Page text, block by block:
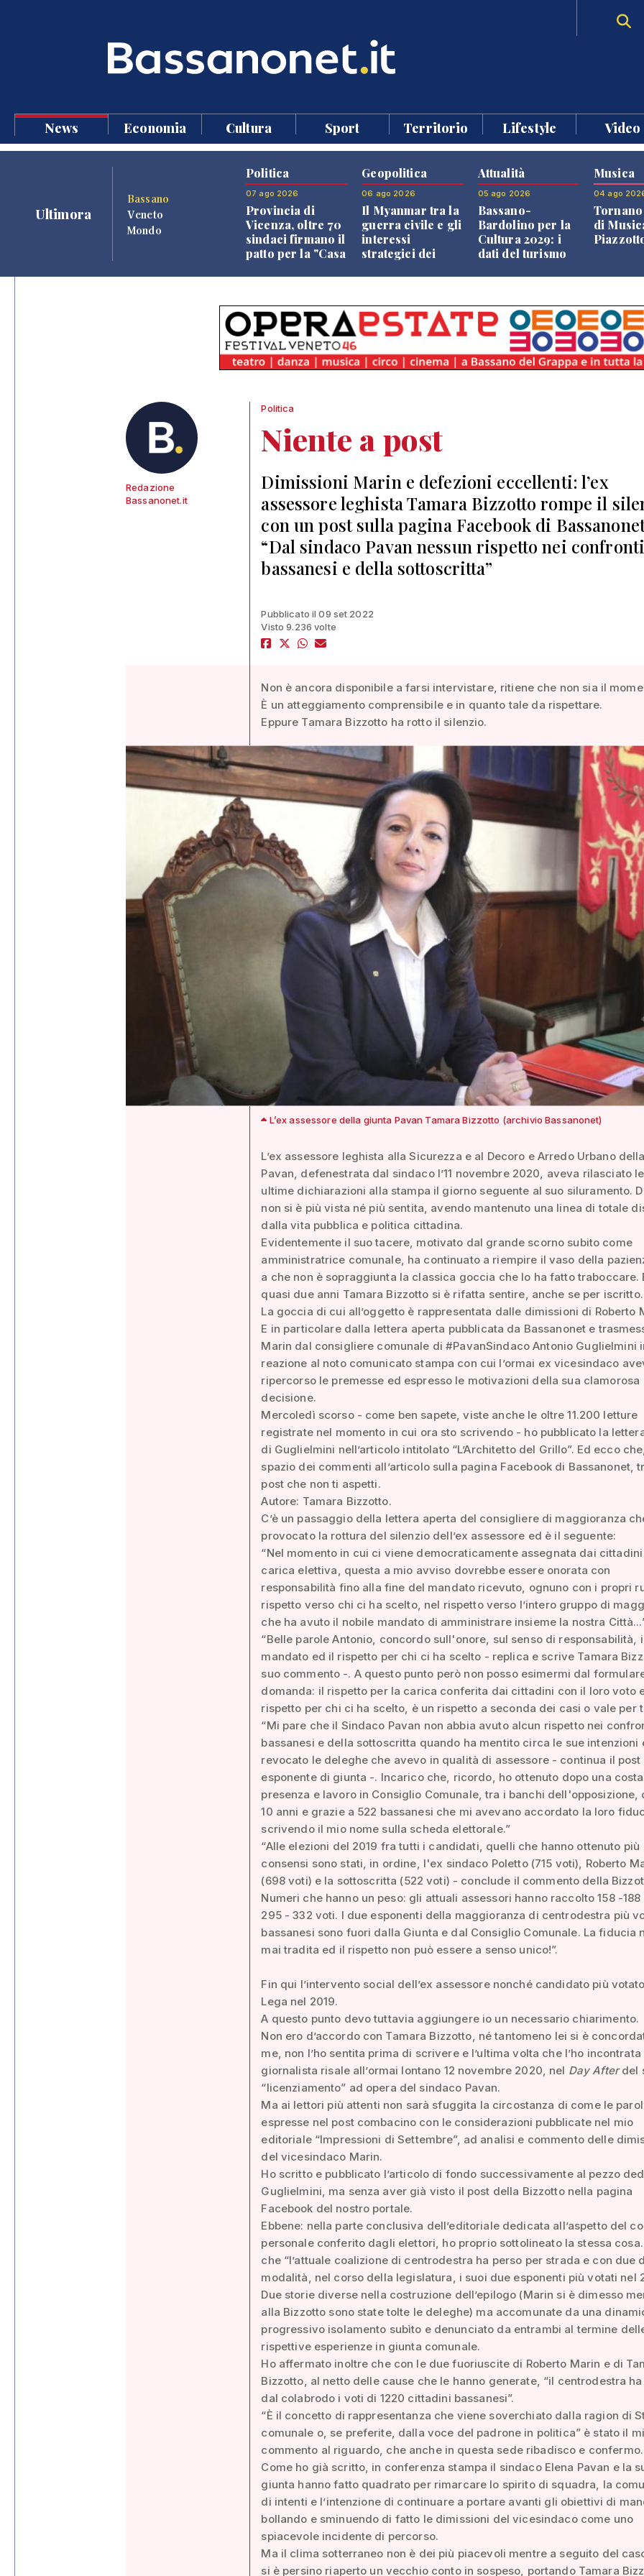
News Economia Cultura Sport Territorio Lifestyle Video
Ultimora
Bassano
Veneto
Mondo
Politica
07 ago 2026
Provincia di
Vicenza, oltre 70
sindaci firmano il
patto per la "Casa
Geopolitica
06 ago 2026
Il Myanmar tra la
guerra civile e gli
interessi
strategici dei
Attualità
05 ago 2026
Bassano-
Bardolino per la
Cultura 2029: i
dati del turismo
Musica
04 ago
di
Redazione
Bassanonet.it
Politica
Niente a post
Dimissioni Marin e defezioni eccellenti: l’ex
assessore leghista Tamara Bizzotto rompe il
con un post sulla pagina Facebook di
“Dal sindaco Pavan nessun rispetto nei
bassanesi e della sottoscritta”
Pubblicato il 09 set 2022
Visto 9.236 volte
Non è ancora disponibile a farsi intervistare, ritiene che non sia il
È un atteggiamento comprensibile e in quanto tale da rispettare.
Eppure Tamara Bizzotto ha rotto il silenzio.
L’ex assessore della giunta Pavan Tamara Bizzotto (archivio Bassanonet)
L’ex assessore leghista alla Sicurezza e al Decoro e Arredo Urbano
Pavan, defenestrata dal sindaco l’11 novembre 2020, aveva rilasciato
ultime dichiarazioni alla stampa il giorno seguente al suo siluramento.
non si è più vista né più sentita, avendo mantenuto una linea di totale
dalla vita pubblica e politica cittadina.
Evidentemente il suo tacere, motivato dal grande scorno subito come
amministratrice comunale, ha continuato a riempire il vaso della
a che non è sopraggiunta la classica goccia che lo ha fatto traboccare.
quasi due anni Tamara Bizzotto si è rifatta sentire, anche se per iscritto.
La goccia di cui all’oggetto è rappresentata dalle dimissioni di Roberto
E in particolare dalla lettera aperta pubblicata da Bassanonet e
Marin dal consigliere comunale di #PavanSindaco Antonio Guglielmini
reazione al noto comunicato stampa con cui l’ormai ex vicesindaco
ripercorso le premesse ed espresso le motivazioni della sua clamorosa
decisione.
Mercoledì scorso - come ben sapete, viste anche le oltre 11.200 letture
registrate nel momento in cui ora sto scrivendo - ho pubblicato la
di Guglielmini nell’articolo intitolato “L’Architetto del Grillo”. Ed ecco
spazio dei commenti all’articolo sulla pagina Facebook di Bassanonet,
post che non ti aspetti.
Autore: Tamara Bizzotto.
C’è un passaggio della lettera aperta del consigliere di maggioranza
provocato la rottura del silenzio dell’ex assessore ed è il seguente:
“Nel momento in cui ci viene democraticamente assegnata dai
carica elettiva, questa a mio avviso dovrebbe essere onorata con
responsabilità fino alla fine del mandato ricevuto, ognuno con i propri
rispetto verso chi ci ha scelto, nel rispetto verso l’intero gruppo di
che ha avuto il nobile mandato di amministrare insieme la nostra
“Belle parole Antonio, concordo sull'onore, sul senso di responsabilità,
mandato ed il rispetto per chi ci ha scelto - replica e scrive Tamara
suo commento -. A questo punto però non posso esimermi dal
domanda: il rispetto per la carica conferita dai cittadini con il loro voto
rispetto per chi ci ha scelto, è un rispetto a seconda dei casi o vale per
“Mi pare che il Sindaco Pavan non abbia avuto alcun rispetto nei
bassanesi e della sottoscritta quando ha mentito circa le sue intenzioni
revocato le deleghe che avevo in qualità di assessore - continua il post
esponente di giunta -. Incarico che, ricordo, ho ottenuto dopo una
presenza e lavoro in Consiglio Comunale, tra i banchi dell'opposizione,
10 anni e grazie a 522 bassanesi che mi avevano accordato la loro
scrivendo il mio nome sulla scheda elettorale.”
“Alle elezioni del 2019 fra tutti i candidati, quelli che hanno ottenuto più
consensi sono stati, in ordine, l'ex sindaco Poletto (715 voti), Roberto
(698 voti) e la sottoscritta (522 voti) - conclude il commento della
Numeri che hanno un peso: gli attuali assessori hanno raccolto 158 -
295 - 332 voti. I due esponenti della maggioranza di centrodestra più
bassanesi sono fuori dalla Giunta e dal Consiglio Comunale. La fiducia
mai tradita ed il rispetto non può essere a senso unico!”.
Fin qui l’intervento social dell’ex assessore nonché candidato più
Lega nel 2019.
A questo punto devo tuttavia aggiungere io un necessario chiarimento.
Non ero d’accordo con Tamara Bizzotto, né tantomeno lei si è
me, non l’ho sentita prima di scrivere e l’ultima volta che l’ho
giornalista risale all’ormai lontano 12 novembre 2020, nel Day Afterdel
“licenziamento” ad opera del sindaco Pavan.
Ma ai lettori più attenti non sarà sfuggita la circostanza di come le
espresse nel post combacino con le considerazioni pubblicate nel mio
editoriale “Impressioni di Settembre”, ad analisi e commento delle
del vicesindaco Marin.
Ho scritto e pubblicato l’articolo di fondo successivamente al pezzo
Guglielmini, ma senza aver già visto il post della Bizzotto nella pagina
Facebook del nostro portale.
Ebbene: nella parte conclusiva dell’editoriale dedicata all’aspetto del
personale conferito dagli elettori, ho proprio sottolineato la stessa
che “l’attuale coalizione di centrodestra ha perso per strada e con due
modalità, nel corso della legislatura, i suoi due esponenti più votati nel
Due storie diverse nella costruzione dell’epilogo (Marin si è dimesso
alla Bizzotto sono state tolte le deleghe) ma accomunate da una
progressivo isolamento subìto e denunciato da entrambi al termine
rispettive esperienze in giunta comunale.
Ho affermato inoltre che con le due fuoriuscite di Roberto Marin e di
Bizzotto, al netto delle cause che le hanno generate, “il centrodestra
dal colabrodo i voti di 1220 cittadini bassanesi”.
“È il concetto di rappresentanza che viene soverchiato dalla ragion di
comunale o, se preferite, dalla voce del padrone in politica” è stato il
commento al riguardo, che anche in questa sede ribadisco e confermo.
Come ho già scritto, in conferenza stampa il sindaco Elena Pavan e la
giunta hanno fatto quadrato per rimarcare lo spirito di squadra, la
di intenti e l’intenzione di continuare a portare avanti gli obiettivi di
bollando e sminuendo di fatto le dimissioni del vicesindaco come uno
spiacevole incidente di percorso.
Ma il clima sotterraneo non è dei più piacevoli mentre a seguito del
si è persino riaperto un vecchio conto in sospeso, portando Tamara